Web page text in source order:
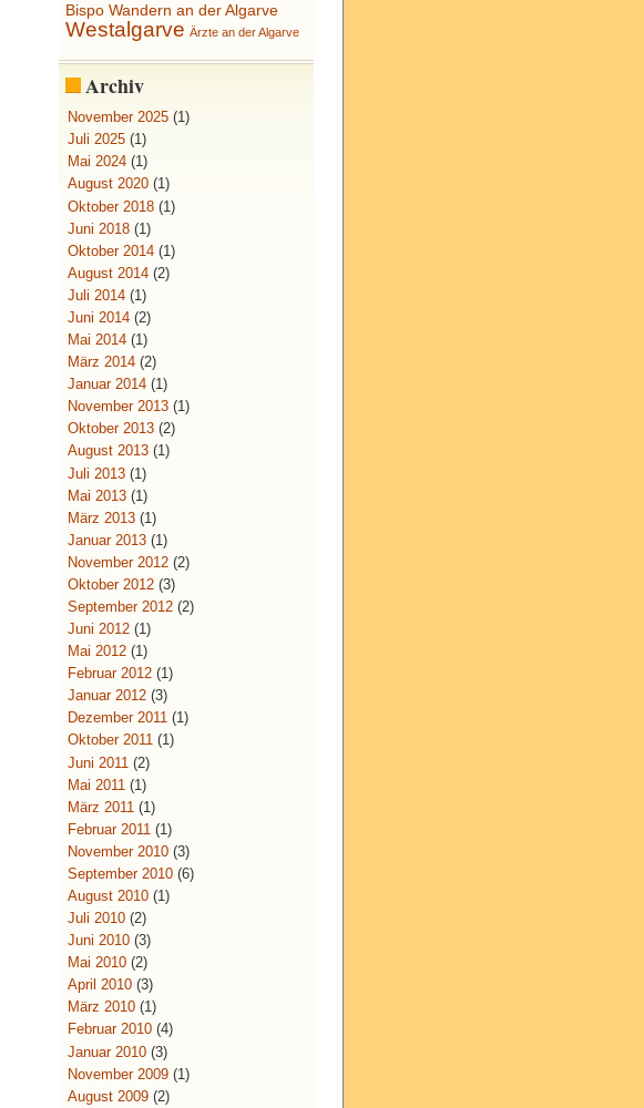
Bispo Wandern an der Algarve
Westalgarve Ärzte an der Algarve
Archiv
November 2025 (1)
Juli 2025 (1)
Mai 2024 (1)
August 2020 (1)
Oktober 2018 (1)
Juni 2018 (1)
Oktober 2014 (1)
August 2014 (2)
Juli 2014 (1)
Juni 2014 (2)
Mai 2014 (1)
März 2014 (2)
Januar 2014 (1)
November 2013 (1)
Oktober 2013 (2)
August 2013 (1)
Juli 2013 (1)
Mai 2013 (1)
März 2013 (1)
Januar 2013 (1)
November 2012 (2)
Oktober 2012 (3)
September 2012 (2)
Juni 2012 (1)
Mai 2012 (1)
Februar 2012 (1)
Januar 2012 (3)
Dezember 2011 (1)
Oktober 2011 (1)
Juni 2011 (2)
Mai 2011 (1)
März 2011 (1)
Februar 2011 (1)
November 2010 (3)
September 2010 (6)
August 2010 (1)
Juli 2010 (2)
Juni 2010 (3)
Mai 2010 (2)
April 2010 (3)
März 2010 (1)
Februar 2010 (4)
Januar 2010 (3)
November 2009 (1)
August 2009 (2)